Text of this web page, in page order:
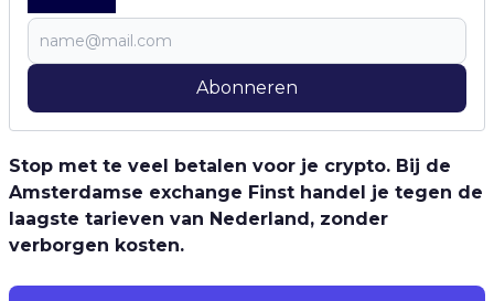
Abonneren
Stop met te veel betalen voor je crypto. Bij de
Amsterdamse exchange Finst handel je tegen de
laagste tarieven van Nederland, zonder
verborgen kosten.